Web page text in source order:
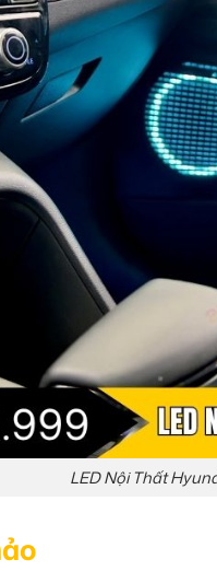
LED Nội Thất